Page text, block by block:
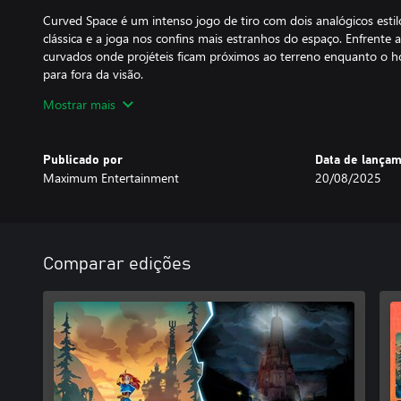
Curved Space é um intenso jogo de tiro com dois analógicos
clássica e a joga nos confins mais estranhos do espaço. Enfrente
curvados onde projéteis ficam próximos ao terreno enquanto o
para fora da visão.
Rock of Ages 3: Make or Break
com o peculiar humor estilo Monty Python do ACE Team, tudo
durar eras.
Degrees of Separation é um jogo 2D de plataforma e quebra-
devem usar seus poderes contrastantes para manipular o calor e
cooperação, eles aprendem um sobre o outro e sobre o destino
Mostrar mais
Publicado por
Maximum Entertainment
Data de
20/08/2025
Comparar edições